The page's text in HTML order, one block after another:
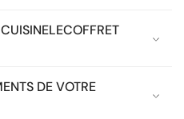
DE VOTRE